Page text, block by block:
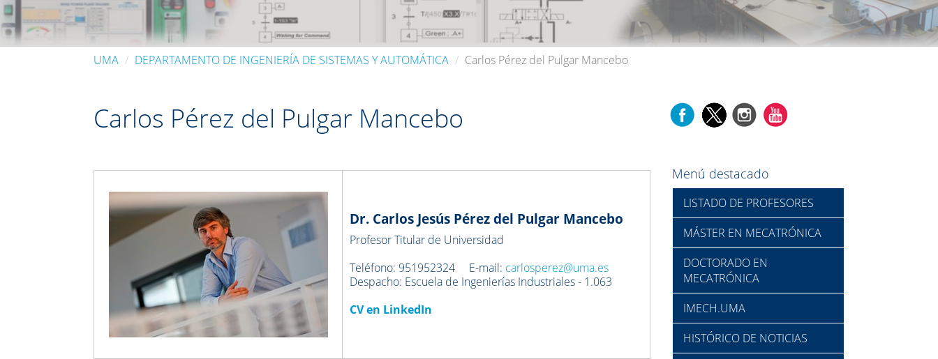
UMA DEPARTAMENTO DE INGENIERÍA DE SISTEMAS Y AUTOMÁTICA Carlos Pérez del Pulgar Mancebo
Carlos Pérez del Pulgar Mancebo
Dr. Carlos Jesús Pérez del Pulgar Mancebo
Profesor Titular de Universidad
Teléfono: 951952324 E-mail: carlosperez@uma.es
Despacho: Escuela de Ingenierías Industriales - 1.063
CV en LinkedIn
Menú destacado
LISTADO DE PROFESORES
MÁSTER EN MECATRÓNICA
DOCTORADO EN
MECATRÓNICA
IMECH.UMA
HISTÓRICO DE NOTICIAS